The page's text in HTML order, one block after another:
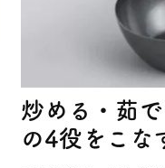
炒める・茹
の4役をこな